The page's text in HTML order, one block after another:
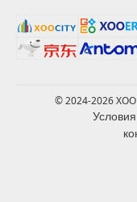
© 2024-2026